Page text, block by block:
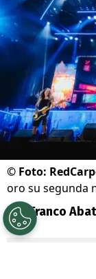
© Foto:
oro su segunda
Por Franco